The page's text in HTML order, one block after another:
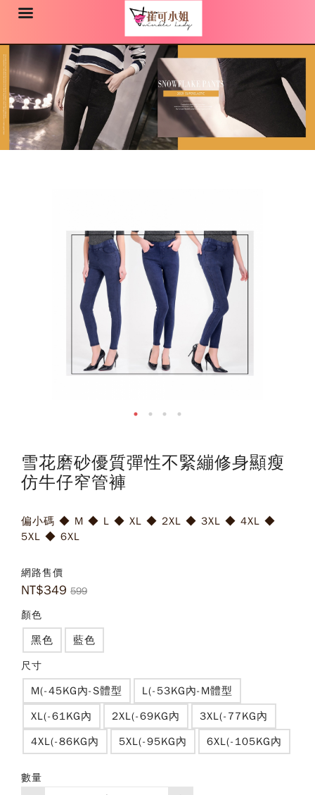
雪花磨砂優質彈性不緊繃修身顯瘦
仿牛仔窄管褲
偏小碼 ◆ M ◆ L ◆ XL ◆ 2XL ◆ 3XL ◆ 4XL ◆
5XL ◆ 6XL
網路售價
NT$349 599
顏色
黑色 藍色
尺寸
M(-45KG內-S體型
L(-53KG內-M體型
XL(-61KG內
2XL(-69KG內
3XL(-77KG內
4XL(-86KG內
5XL(-95KG內 6XL(-105KG內
數量